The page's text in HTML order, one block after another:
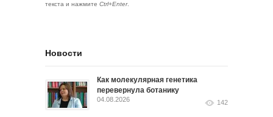
текста и нажмите Ctrl+Enter.
Новости
Как молекулярная генетика
перевернула ботанику
04.08.2026 142